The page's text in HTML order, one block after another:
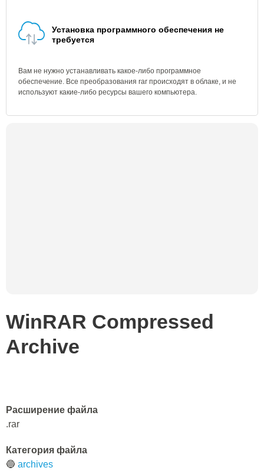
Установка программного обеспечения не
требуется
Вам не нужно устанавливать какое-либо программное
обеспечение. Все преобразования rar происходят в облаке, и не
используют какие-либо ресурсы вашего компьютера.
WinRAR Compressed
Archive
Расширение файла
.rar
Категория файла
🔵 archives